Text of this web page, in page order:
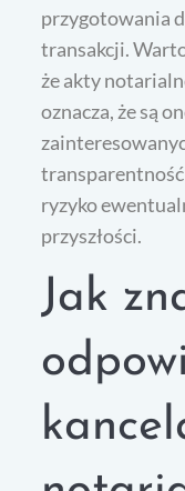
przygotowania
transakcji.
że akty
oznacza, że są
ryzyko
przyszłości.
Jak